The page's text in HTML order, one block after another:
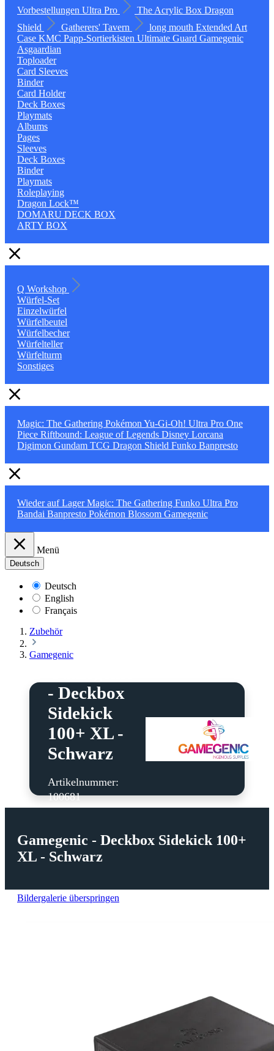
Vorbestellungen Ultra Pro The Acrylic Box Dragon
Shield
Gatherers' Tavern long mouth Extended Art
Case KMC Papp-Sortierkisten Ultimate Guard Gamegenic
Asgaardian
Toploader
Card Sleeves
Binder
Card Holder
Deck Boxes
Playmats
Albums
Pages
Sleeves
Deck Boxes
Binder
Playmats
Roleplaying
Dragon Lock™
DOMARU DECK BOX
ARTY BOX
Q Workshop
Würfel-Set
Einzelwürfel
Würfelbeutel
Würfelbecher
Würfelteller
Würfelturm
Sonstiges
Magic: The Gathering Pokémon Yu-Gi-Oh! Ultra Pro One
Piece Riftbound: League of Legends Disney Lorcana
Digimon Gundam TCG Dragon Shield Funko Banpresto
Wieder auf LagerMagic: The Gathering Funko Ultra Pro
Bandai Banpresto Pokémon Blossom Gamegenic
Menü
Deutsch
Deutsch
English
Français
Zubehör
Gamegenic
- Deckbox
Sidekick
100+ XL -
Schwarz
Artikelnummer:
100681
Gamegenic - Deckbox Sidekick 100+
XL - Schwarz
Bildergalerie überspringen